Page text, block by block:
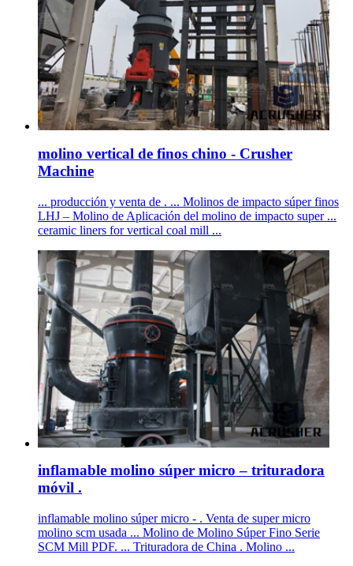
molino vertical de finos chino - Crusher
Machine
... producción y venta de . ... Molinos de impacto súper finos
LHJ – Molino de Aplicación del molino de impacto super ...
ceramic liners for vertical coal mill ...
inflamable molino súper micro – trituradora
móvil .
inflamable molino súper micro - . Venta de super micro
molino scm usada ... Molino de Molino Súper Fino Serie
SCM Mill PDF. ... Trituradora de China . Molino ...